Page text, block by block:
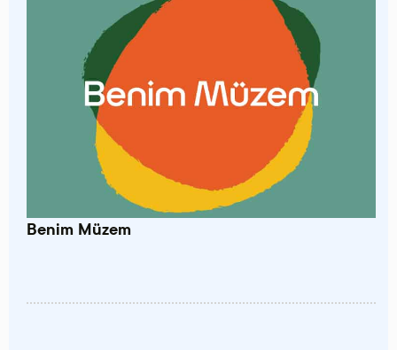
Benim Müzem